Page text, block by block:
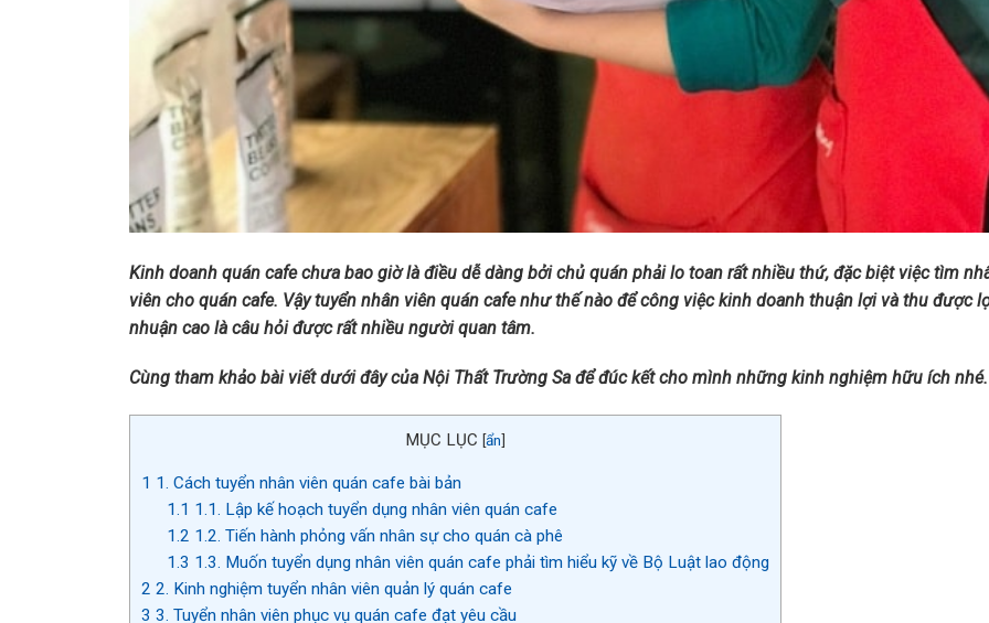
Kinh doanh quán cafe chưa bao giờ là điều dễ dàng bởi chủ quán phải lo toan rất nhiều thứ, đặc biệt việc tìm
viên cho quán cafe. Vậy tuyển nhân viên quán cafe như thế nào để công việc kinh doanh thuận lợi và thu được
nhuận cao là câu hỏi được rất nhiều người quan tâm.
Cùng tham khảo bài viết dưới đây của Nội Thất Trường Sa để đúc kết cho mình những kinh nghiệm hữu ích nhé.
MỤC LỤC [ẩn]
1 1. Cách tuyển nhân viên quán cafe bài bản
1.1 1.1. Lập kế hoạch tuyển dụng nhân viên quán cafe
1.2 1.2. Tiến hành phỏng vấn nhân sự cho quán cà phê
1.3 1.3. Muốn tuyển dụng nhân viên quán cafe phải tìm hiểu kỹ về Bộ Luật lao động
2 2. Kinh nghiệm tuyển nhân viên quản lý quán cafe
3 3. Tuyển nhân viên phục vụ quán cafe đạt yêu cầu